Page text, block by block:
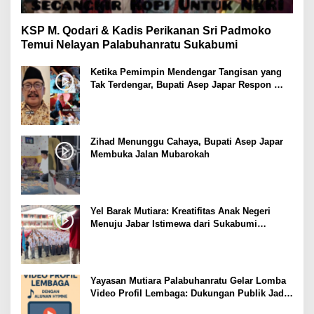
KSP M. Qodari & Kadis Perikanan Sri Padmoko
Temui Nelayan Palabuhanratu Sukabumi
Ketika Pemimpin Mendengar Tangisan yang
Tak Terdengar, Bupati Asep Japar Respon
Zihad Menunggu Cahaya, Bupati Asep Japar
Membuka Jalan Mubarokah
Yel Barak Mutiara: Kreatifitas Anak Negeri
Menuju Jabar Istimewa dari Sukabumi
Yayasan Mutiara Palabuhanratu Gelar Lomba
Video Profil Lembaga: Dukungan Publik Jadi